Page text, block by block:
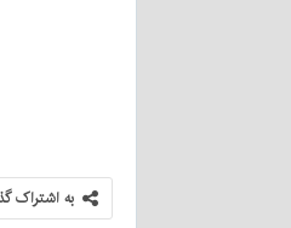
به اشتراک